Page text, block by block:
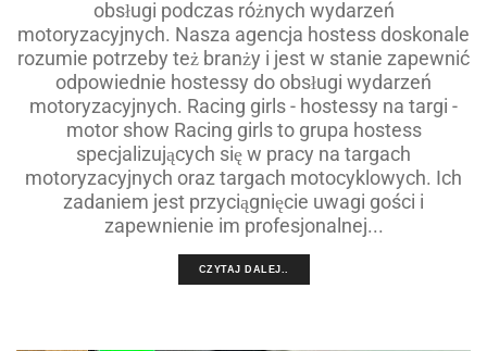
obsługi podczas różnych wydarzeń
motoryzacyjnych. Nasza agencja hostess doskonale
rozumie potrzeby też branży i jest w stanie zapewnić
odpowiednie hostessy do obsługi wydarzeń
motoryzacyjnych. Racing girls - hostessy na targi -
motor show Racing girls to grupa hostess
specjalizujących się w pracy na targach
motoryzacyjnych oraz targach motocyklowych. Ich
zadaniem jest przyciągnięcie uwagi gości i
zapewnienie im profesjonalnej...
CZYTAJ DALEJ..